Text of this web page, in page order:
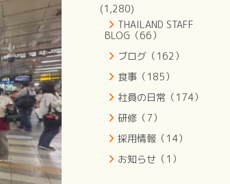
(1,280)
THAILAND STAFF
BLOG（66）
ブログ（162）
食事（185）
社員の日常（174）
研修（7）
採用情報（14）
お知らせ（1）